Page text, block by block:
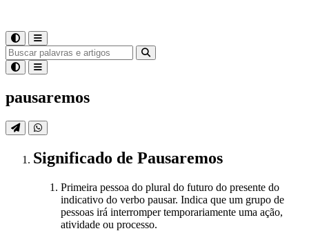
pausaremos
Significado de Pausaremos
Primeira pessoa do plural do futuro do presente do
indicativo do verbo pausar. Indica que um grupo de
pessoas irá interromper temporariamente uma ação,
atividade ou processo.